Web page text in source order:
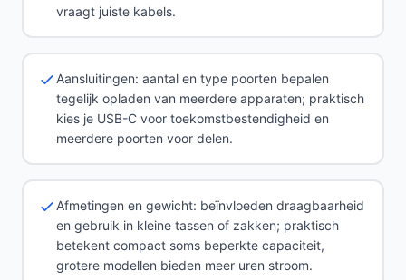
vraagt juiste kabels.
Aansluitingen: aantal en type poorten bepalen
tegelijk opladen van meerdere apparaten; praktisch
kies je USB-C voor toekomstbestendigheid en
meerdere poorten voor delen.
Afmetingen en gewicht: beïnvloeden draagbaarheid
en gebruik in kleine tassen of zakken; praktisch
betekent compact soms beperkte capaciteit,
grotere modellen bieden meer uren stroom.